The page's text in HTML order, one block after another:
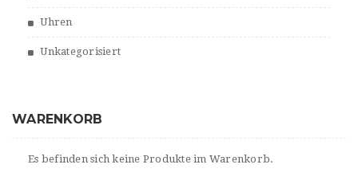
Uhren
Unkategorisiert
WARENKORB
Es befinden sich keine Produkte im Warenkorb.